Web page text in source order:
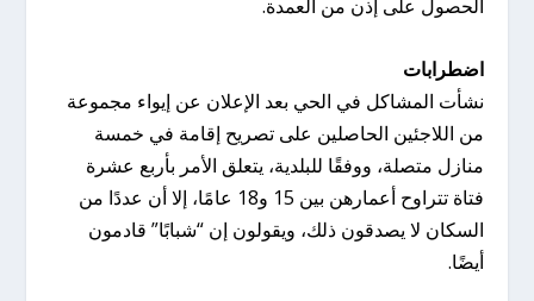
الحصول على إذن من العمدة.
اضطرابات
نشأت المشاكل في الحي بعد الإعلان عن إيواء مجموعة
من اللاجئين الحاصلين على تصريح إقامة في خمسة
منازل متصلة، ووفقًا للبلدية، يتعلق الأمر بأربع عشرة
فتاة تتراوح أعمارهن بين 15 و18 عامًا، إلا أن عددًا من
السكان لا يصدقون ذلك، ويقولون إن “شبابًا” قادمون
أيضًا.